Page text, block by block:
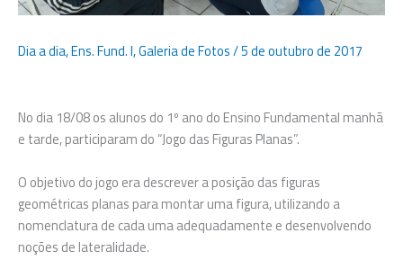
Dia a dia,Ens. Fund. I,Galeria de Fotos/5 de outubro de 2017
No dia 18/08 os alunos do 1º ano do Ensino Fundamental manhã
e tarde, participaram do “Jogo das Figuras Planas”.
O objetivo do jogo era descrever a posição das figuras
geométricas planas para montar uma figura, utilizando a
nomenclatura de cada uma adequadamente e desenvolvendo
noções de lateralidade.